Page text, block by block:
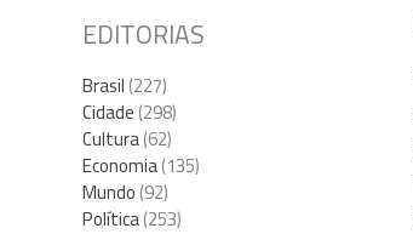
EDITORIAS
Brasil(227)
Cidade(298)
Cultura(62)
Economia(135)
Mundo(92)
Política(253)